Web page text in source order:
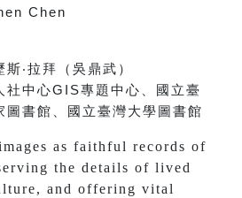
Chen
斯‧拉拜（吳鼎武）
社中心GIS專題中心、
國立臺
圖書館、 國立臺灣大學圖書館
as faithful records of
the details of lived
and offering vital